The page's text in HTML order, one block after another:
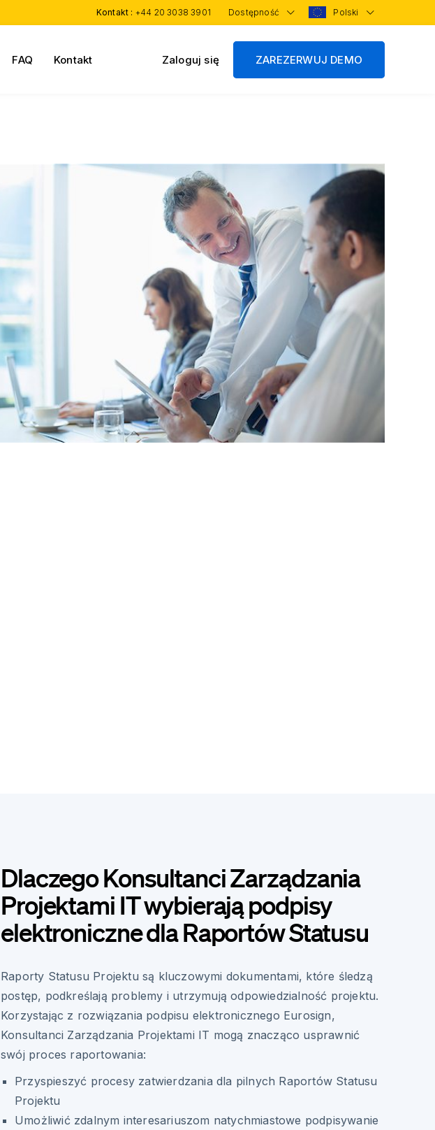
Kontakt : +44 20 3038 3901 Dostępność Polski
FAQ Kontakt Zaloguj się ZAREZERWUJ DEMO
Dlaczego Konsultanci Zarządzania
Projektami IT wybierają podpisy
elektroniczne dla Raportów Statusu
Raporty Statusu Projektu są kluczowymi dokumentami, które śledzą
postęp, podkreślają problemy i utrzymują odpowiedzialność projektu.
Korzystając z rozwiązania podpisu elektronicznego Eurosign,
Konsultanci Zarządzania Projektami IT mogą znacząco usprawnić
swój proces raportowania:
Przyspieszyć procesy zatwierdzania dla pilnych Raportów Statusu
Projektu
Umożliwić zdalnym interesariuszom natychmiastowe podpisywanie